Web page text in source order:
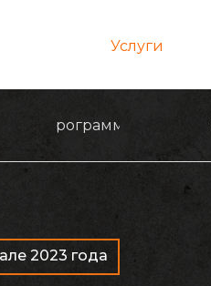
Услуги
Программа
2023 года